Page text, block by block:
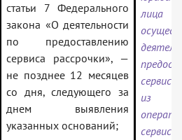
статьи 7 Федерального
закона «О деятельности
по предоставлению
сервиса рассрочки», —
не позднее 12 месяцев
со дня, следующего за
днем выявления
указанных оснований;
лица
из
сервиса